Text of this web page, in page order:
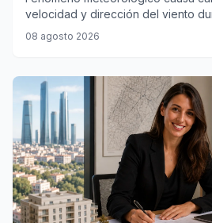
velocidad y dirección del viento
y aterrizajes.
08 agosto 2026